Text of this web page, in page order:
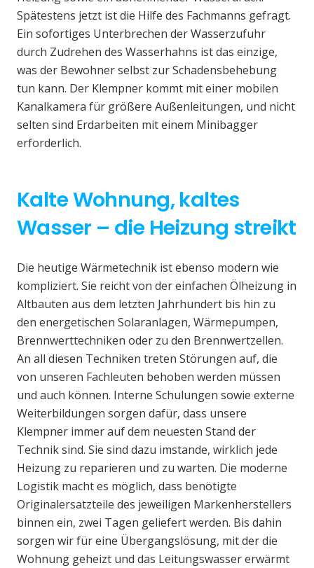
Spätestens jetzt ist die Hilfe des Fachmanns gefragt.
Ein sofortiges Unterbrechen der Wasserzufuhr
durch Zudrehen des Wasserhahns ist das einzige,
was der Bewohner selbst zur Schadensbehebung
tun kann. Der Klempner kommt mit einer mobilen
Kanalkamera für größere Außenleitungen, und nicht
selten sind Erdarbeiten mit einem Minibagger
erforderlich.
Kalte Wohnung, kaltes
Wasser – die Heizung streikt
Die heutige Wärmetechnik ist ebenso modern wie
kompliziert. Sie reicht von der einfachen Ölheizung in
Altbauten aus dem letzten Jahrhundert bis hin zu
den energetischen Solaranlagen, Wärmepumpen,
Brennwerttechniken oder zu den Brennwertzellen.
An all diesen Techniken treten Störungen auf, die
von unseren Fachleuten behoben werden müssen
und auch können. Interne Schulungen sowie externe
Weiterbildungen sorgen dafür, dass unsere
Klempner immer auf dem neuesten Stand der
Technik sind. Sie sind dazu imstande, wirklich jede
Heizung zu reparieren und zu warten. Die moderne
Logistik macht es möglich, dass benötigte
Originalersatzteile des jeweiligen Markenherstellers
binnen ein, zwei Tagen geliefert werden. Bis dahin
sorgen wir für eine Übergangslösung, mit der die
Wohnung geheizt und das Leitungswasser erwärmt